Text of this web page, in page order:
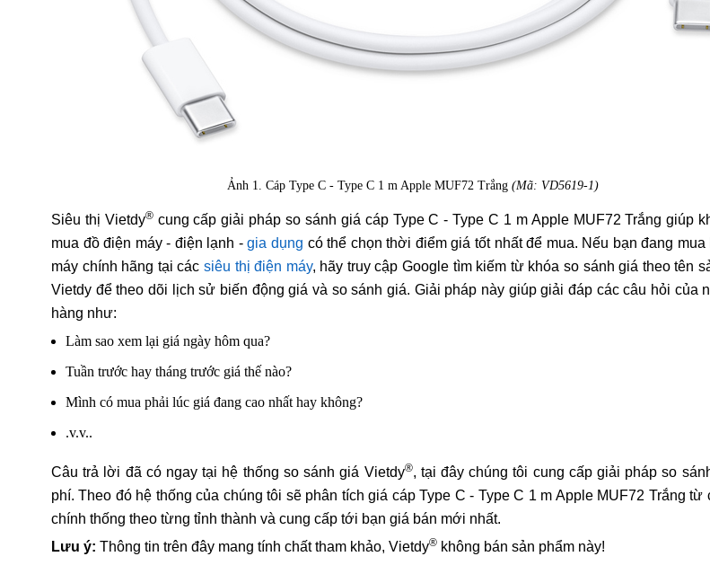
Ảnh 1. Cáp Type C - Type C 1 m Apple MUF72 Trắng (Mã: VD5619-1)
Siêu thị Vietdy®cung cấp giải pháp so sánh giá cáp Type C - Type C 1 m Apple MUF72 Trắng giúp
mua đồ điện máy - điện lạnh -gia dụng có thể chọn thời điểm giá tốt nhất để mua. Nếu bạn đang mua
máy chính hãng tại các siêu thị điện máy, hãy truy cập Google tìm kiếm từ khóa so sánh giá theo tên
Vietdy để theo dõi lịch sử biến động giá và so sánh giá. Giải pháp này giúp giải đáp các câu hỏi của
hàng như:
Làm sao xem lại giá ngày hôm qua?
Tuần trước hay tháng trước giá thế nào?
Mình có mua phải lúc giá đang cao nhất hay không?
.v.v..
Câu trả lời đã có ngay tại hệ thống so sánh giá Vietdy®, tại đây chúng tôi cung cấp giải pháp so
phí. Theo đó hệ thống của chúng tôi sẽ phân tích giá cáp Type C - Type C 1 m Apple MUF72 Trắng từ
chính thống theo từng tỉnh thành và cung cấp tới bạn giá bán mới nhất.
Lưu ý: Thông tin trên đây mang tính chất tham khảo, Vietdy® không bán sản phẩm này!